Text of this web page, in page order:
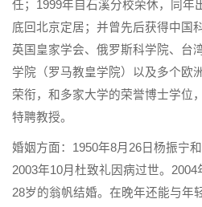
任；1999年自石溪分校荣休，同年
底回北京定居；并曾先后获得中国
英国皇家学会、俄罗斯科学院、台
学院（罗马教皇学院）以及多个欧
荣衔，和多家大学的荣誉博士学位
特聘教授。
婚姻方面：1950年8月26日杨振宁
2003年10月杜致礼因病过世。
28岁的翁帆结婚。在晚年还能与年